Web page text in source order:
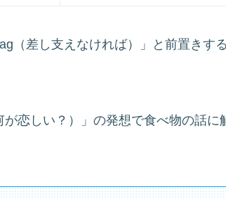
（差し支えなければ）」と前置きす
が恋しい？）」の発想で食べ物の話